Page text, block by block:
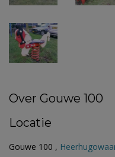
Over Gouwe 100
Locatie
Gouwe 100 ,